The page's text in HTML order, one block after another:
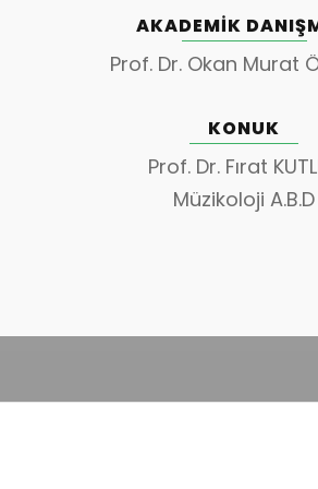
AKADEMIK
Prof. Dr. Okan Murat
KONUK
Prof. Dr. Fırat
Müzikoloji A.B.D